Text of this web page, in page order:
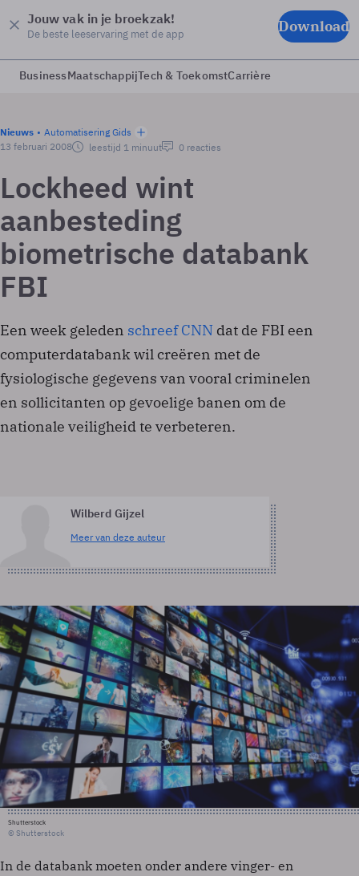
Jouw vak in je broekzak!
De beste leeservaring met de app Download
BusinessMaatschappijTech & ToekomstCarrière
Nieuws
Automatisering Gids
13 februari 2008
leestijd 1 minuut 0 reacties
Lockheed wint
aanbesteding
biometrische databank
FBI
Een week geleden schreef CNN dat de FBI een
computerdatabank wil creëren met de
fysiologische gegevens van vooral criminelen
en sollicitanten op gevoelige banen om de
nationale veiligheid te verbeteren.
Wilberd Gijzel
Meer van deze auteur
Shutterstock
© Shutterstock
In de databank moeten onder andere vinger- en